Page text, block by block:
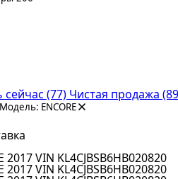
сейчас (77) Чистая продажа
Модель: ENCORE